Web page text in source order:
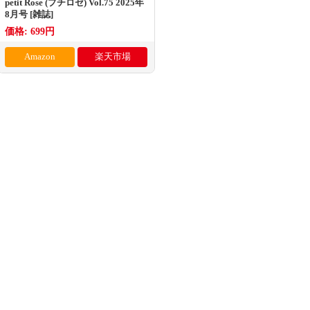
petit Rose (プチロゼ) Vol.75 2025年
8月号 [雑誌]
価格: 699円
Amazon 楽天市場